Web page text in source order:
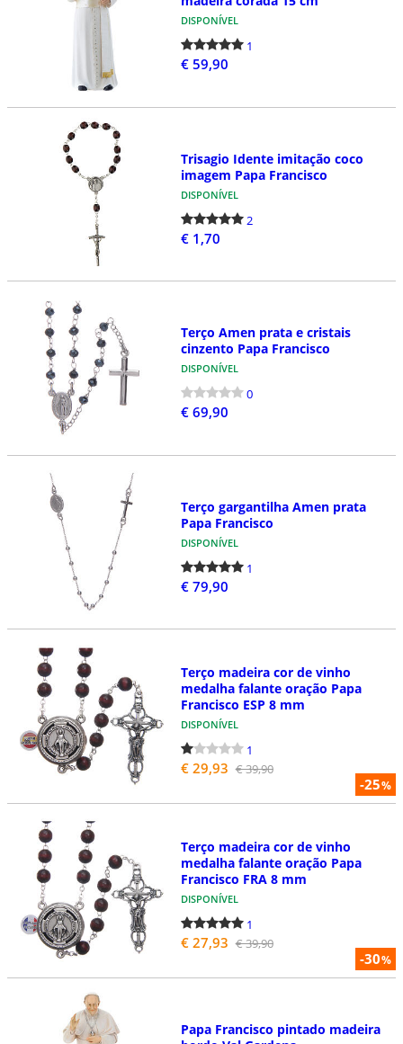
DISPONÍVEL
1
€ 59,90
Trisagio Idente imitação coco
imagem Papa Francisco
DISPONÍVEL
2
€ 1,70
Terço Amen prata e cristais
cinzento Papa Francisco
DISPONÍVEL
0
€ 69,90
Terço gargantilha Amen prata
Papa Francisco
DISPONÍVEL
1
€ 79,90
-25%
Terço madeira cor de vinho
medalha falante oração Papa
Francisco ESP 8 mm
DISPONÍVEL
1
€ 29,93 € 39,90
-30%
Terço madeira cor de vinho
medalha falante oração Papa
Francisco FRA 8 mm
DISPONÍVEL
1
€ 27,93 € 39,90
Papa Francisco pintado madeira